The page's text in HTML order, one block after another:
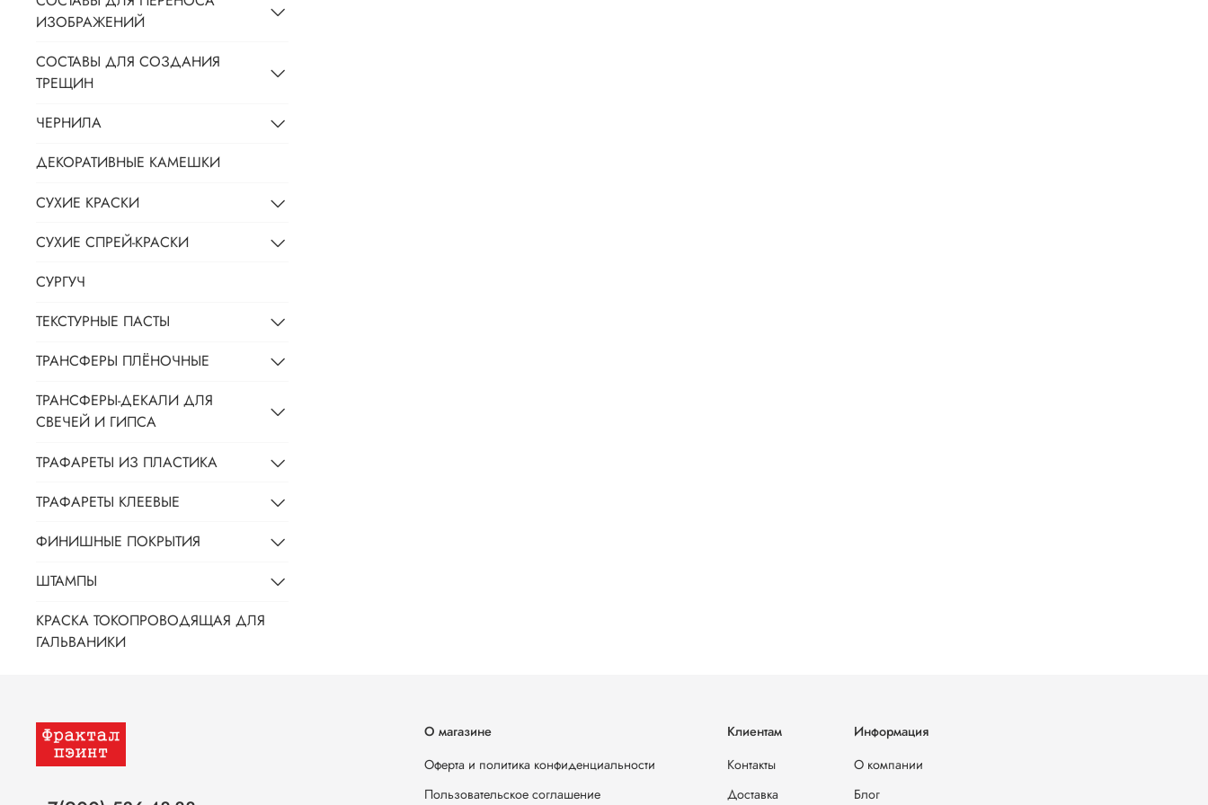
ИЗОБРАЖЕНИЙ
СОСТАВЫ ДЛЯ СОЗДАНИЯ
ТРЕЩИН
ЧЕРНИЛА
ДЕКОРАТИВНЫЕ КАМЕШКИ
СУХИЕ КРАСКИ
СУХИЕ СПРЕЙ-КРАСКИ
СУРГУЧ
ТЕКСТУРНЫЕ ПАСТЫ
ТРАНСФЕРЫ ПЛЁНОЧНЫЕ
ТРАНСФЕРЫ-ДЕКАЛИ ДЛЯ
СВЕЧЕЙ И ГИПСА
ТРАФАРЕТЫ ИЗ ПЛАСТИКА
ТРАФАРЕТЫ КЛЕЕВЫЕ
ФИНИШНЫЕ ПОКРЫТИЯ
ШТАМПЫ
КРАСКА ТОКОПРОВОДЯЩАЯ ДЛЯ
ГАЛЬВАНИКИ
О магазине
Оферта и политика конфиденциальности
Пользовательское соглашение
Клиентам
Контакты
Доставка
Информация
О компании
Блог